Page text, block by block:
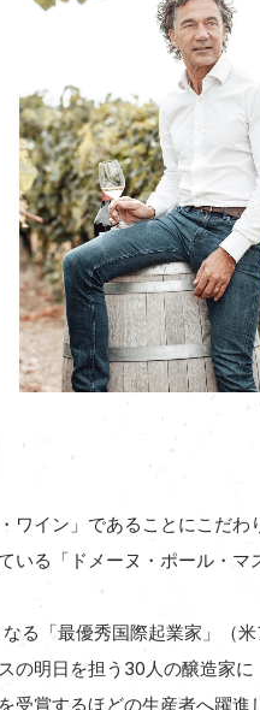
ワイン」であることにこだ
いる「ドメーヌ・ポール・マ
る「最優秀国際起業家」（
の明日を担う30人の醸造家
賞するほどの生産者へ躍進